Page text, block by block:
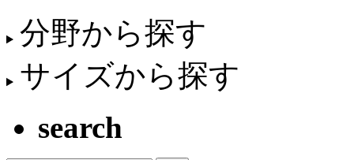
分野から探す
サイズから探す
search